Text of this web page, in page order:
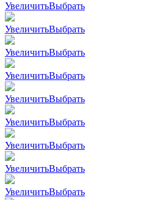
УвеличитьВыбрать
УвеличитьВыбрать
УвеличитьВыбрать
УвеличитьВыбрать
УвеличитьВыбрать
УвеличитьВыбрать
УвеличитьВыбрать
УвеличитьВыбрать
УвеличитьВыбрать